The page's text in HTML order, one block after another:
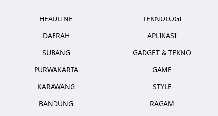
HEADLINE
DAERAH
SUBANG
PURWAKARTA
KARAWANG
BANDUNG
TEKNOLOGI
APLIKASI
GADGET & TEKNO
GAME
STYLE
RAGAM